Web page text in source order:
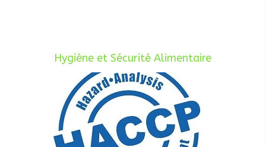
Hygiène et Sécurité Alimentaire